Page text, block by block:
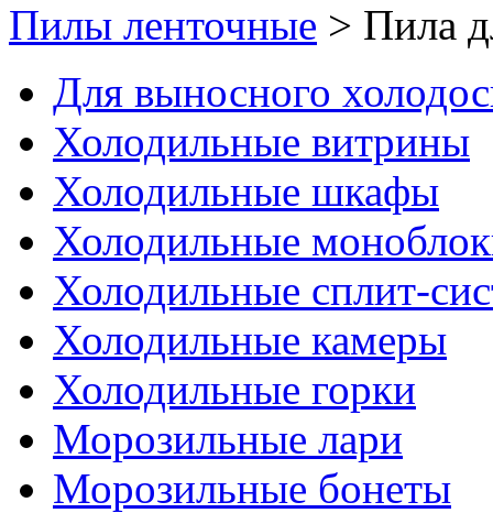
Пилы ленточные > Пила
Для выносного
Холодильные витрины
Холодильные шкафы
Холодильные
Холодильные сплит-
Холодильные камеры
Холодильные горки
Морозильные лари
Морозильные бонеты